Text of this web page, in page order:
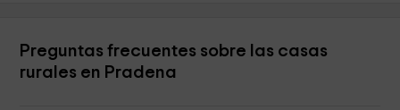
Preguntas frecuentes sobre las casas
rurales en Pradena